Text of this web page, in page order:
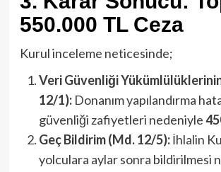
550.000 TL Ceza
Kurul inceleme neticesinde;
Veri Güvenliği
12/1):Donanım yapılandırma
güvenliği zafiyetleri nedeniyle
Geç Bildirim (Md. 12/5):İhlalin
yolculara aylar sonra bildirilmesi